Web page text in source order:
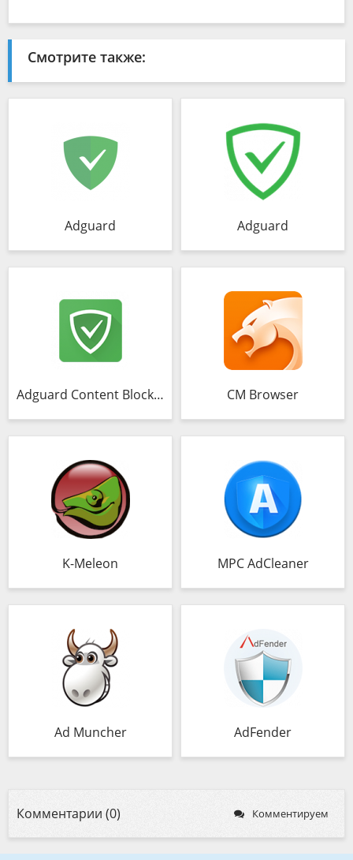
Смотрите также:
Adguard Adguard
Adguard Content Blocker CM Browser
K-Meleon MPC AdCleaner
Ad Muncher AdFender
Комментарии (0) Комментируем